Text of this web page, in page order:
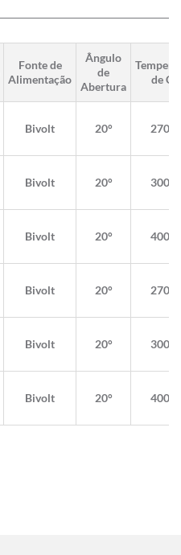
Fonte de
Alimentação
Ângulo
de
Abertura
de
Bivolt 20°
Bivolt 20°
Bivolt 20°
Bivolt 20°
Bivolt 20°
Bivolt 20°